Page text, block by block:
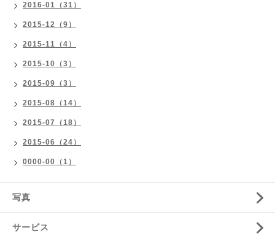
2016-01（31）
2015-12（9）
2015-11（4）
2015-10（3）
2015-09（3）
2015-08（14）
2015-07（18）
2015-06（24）
0000-00（1）
写真
サービス